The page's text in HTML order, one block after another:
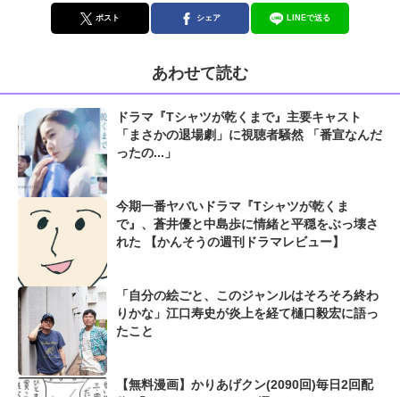
ポスト シェア LINEで送る
あわせて読む
ドラマ『Tシャツが乾くまで』主要キャスト
「まさかの退場劇」に視聴者騒然 「番宣なんだ
ったの...」
今期一番ヤバいドラマ『Tシャツが乾くま
で』、蒼井優と中島歩に情緒と平穏をぶっ壊さ
れた 【かんそうの週刊ドラマレビュー】
「自分の絵ごと、このジャンルはそろそろ終わ
りかな」江口寿史が炎上を経て樋口毅宏に語っ
たこと
【無料漫画】かりあげクン(2090回)毎日2回配